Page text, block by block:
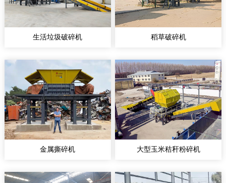
生活垃圾破碎机 稻草破碎机
金属撕碎机 大型玉米秸秆粉碎机